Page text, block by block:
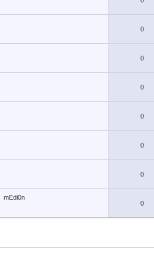
0
0
0
0
0
0
mEdi0n
0